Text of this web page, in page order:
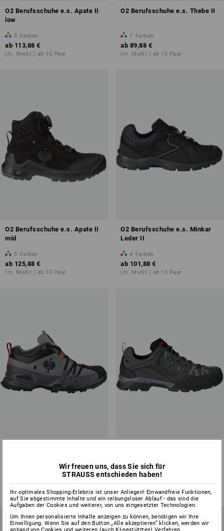
O2 Berufsschuhe e.s. Apate II
low
5 Farben
ab 113,88 €
(m. MwSt.) ab 10 Paar
O2 Berufsschuhe e.s. Thebe II
7 Farben
ab 89,88 €
(m. MwSt.) ab 10 Paar
O2 Berufsschuhe e.s. Apate II
mid
5 Farben
ab 125,88 €
(m. MwSt.) ab 10 Paar
O2 Berufsschuhe e.s. Minkar
Leder II
4 Farben
ab 101,88 €
(m. MwSt.) ab 10 Paar
ab 105,48 €
(m. MwSt.) ab 10 Paar
3 Farben
ab 89,88 €
(m. MwSt.) ab 10 Paar
Wir freuen uns, dass Sie sich für
STRAUSS entschieden haben!
Ihr optimales Shopping-Erlebnis ist unser Anliegen! Einwandfreie Funktionen,
auf Sie abgestimmte Inhalte und ein reibungsloser Ablauf - das sind die
Aufgaben der Cookies und weiterer, von uns eingesetzter Technologien.
Um Ihnen personalisierte Inhalte anzeigen zu können, benötigen wir Ihre
Einwilligung. Wenn Sie auf den Button „Alle akzeptieren“ klicken, werden wir
anhand von Cookies und weiteren (auch KI-gestützten) Verfahren